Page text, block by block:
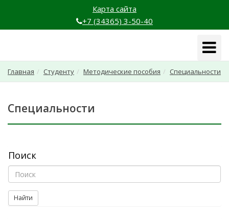
Карта сайта
+7 (34365) 3-50-40
Главная Студенту Методические пособия Специальности
Специальности
Поиск
Найти